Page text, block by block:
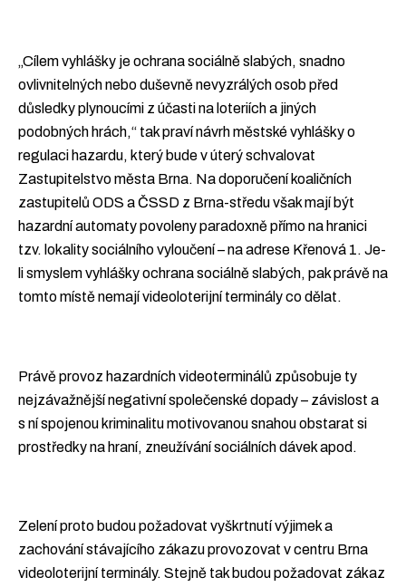
„Cílem vyhlášky je ochrana sociálně slabých, snadno
ovlivnitelných nebo duševně nevyzrálých osob před
důsledky plynoucími z účasti na loteriích a jiných
podobných hrách,“ tak praví návrh městské vyhlášky o
regulaci hazardu, který bude v úterý schvalovat
Zastupitelstvo města Brna. Na doporučení koaličních
zastupitelů ODS a ČSSD z Brna-středu však mají být
hazardní automaty povoleny paradoxně přímo na hranici
tzv. lokality sociálního vyloučení – na adrese Křenová 1. Je-
li smyslem vyhlášky ochrana sociálně slabých, pak právě na
tomto místě nemají videoloterijní terminály co dělat.
Právě provoz hazardních videoterminálů způsobuje ty
nejzávažnější negativní společenské dopady – závislost a
s ní spojenou kriminalitu motivovanou snahou obstarat si
prostředky na hraní, zneužívání sociálních dávek apod.
Zelení proto budou požadovat vyškrtnutí výjimek a
zachování stávajícího zákazu provozovat v centru Brna
videoloterijní terminály. Stejně tak budou požadovat zákaz